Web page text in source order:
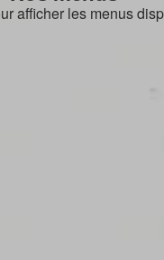
afficher les menus